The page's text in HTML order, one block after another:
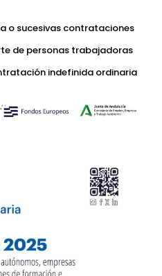
o sucesivas contrataciones
de personas trabajadoras
indefinida ordinaria